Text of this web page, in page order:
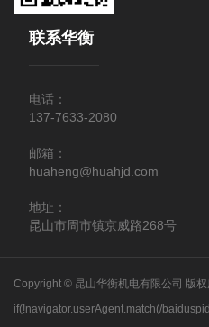
联系华衡
电话：
137-7633-2080
邮箱：
huaheng@huahjd.com
地址：
昆山市周市镇京威路268号
Copyright © 昆山华衡机电有限公司 版
if(!navigator.userAgent.match(/